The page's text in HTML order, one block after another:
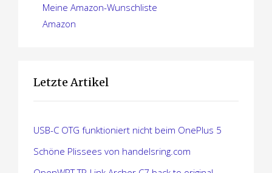
Meine Amazon-Wunschliste
Amazon
Letzte Artikel
USB-C OTG funktioniert nicht beim OnePlus 5
Schöne Plissees von handelsring.com